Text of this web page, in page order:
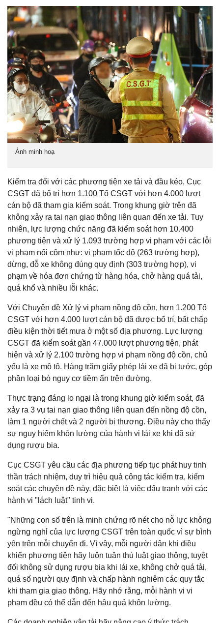
Ảnh minh hoạ
Kiểm tra đối với các phương tiện xe tải và đầu kéo, Cục
CSGT đã bố trí hơn 1.100 Tổ CSGT với hơn 4.000 lượt
cán bộ đã tham gia kiểm soát. Trong khung giờ trên đã
không xảy ra tai nạn giao thông liên quan đến xe tải. Tuy
nhiên, lực lượng chức năng đã kiểm soát hơn 10.400
phương tiện và xử lý 1.093 trường hợp vi phạm với các lỗi
vi phạm nổi cộm như: vi phạm tốc độ (263 trường hợp),
dừng, đỗ xe không đúng quy định (303 trường hợp), vi
phạm về hóa đơn chứng từ hàng hóa, chở hàng quá tải,
quá khổ và nhiều lỗi khác.
Với Chuyên đề Xử lý vi phạm nồng độ cồn, hơn 1.200 Tổ
CSGT với hơn 4.000 lượt cán bộ đã được bố trí, bất chấp
điều kiện thời tiết mưa ở một số địa phương. Lực lượng
CSGT đã kiểm soát gần 47.000 lượt phương tiện, phát
hiện và xử lý 2.100 trường hợp vi phạm nồng độ cồn, chủ
yếu là xe mô tô. Hàng trăm giấy phép lái xe đã bị tước, góp
phần loại bỏ nguy cơ tiềm ẩn trên đường.
Thực trạng đáng lo ngại là trong khung giờ kiểm soát, đã
xảy ra 3 vụ tai nạn giao thông liên quan đến nồng độ cồn,
làm 1 người chết và 2 người bị thương. Điều này cho thấy
sự nguy hiểm khôn lường của hành vi lái xe khi đã sử
dụng rượu bia.
Cục CSGT yêu cầu các địa phương tiếp tục phát huy tinh
thần trách nhiệm, duy trì hiệu quả công tác kiểm tra, kiểm
soát các chuyên đề này, đặc biệt là việc đấu tranh với các
hành vi "lách luật" tinh vi.
"Những con số trên là minh chứng rõ nét cho nỗ lực không
ngừng nghỉ của lực lượng CSGT trên toàn quốc vì sự bình
yên trên mỗi chuyến đi. Vì vậy, mỗi người dân khi điều
khiển phương tiện hãy luôn tuân thủ luật giao thông, tuyệt
đối không sử dụng rượu bia khi lái xe, không chở quá tải,
quá số người quy định và chấp hành nghiêm các quy tắc
khi tham gia giao thông. Hãy nhớ rằng, mỗi hành vi vi
phạm đều có thể dẫn đến hậu quả khôn lường.